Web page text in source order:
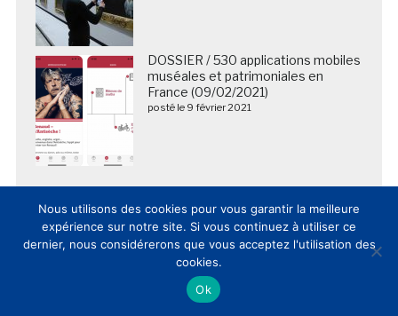
DOSSIER / 530 applications mobiles
muséales et patrimoniales en
France (09/02/2021)
posté le 9 février 2021
Nous utilisons des cookies pour vous garantir la meilleure
expérience sur notre site. Si vous continuez à utiliser ce
dernier, nous considérerons que vous acceptez l'utilisation des
cookies.
Ok